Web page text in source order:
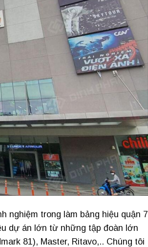
nghiệm trong làm bảng hiệu quận 7
dự án lớn từ những tập đoàn lớn
81), Master, Ritavo,.. Chúng tôi